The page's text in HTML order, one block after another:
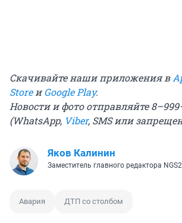
Скачивайте наши приложения в
StoreиGoogle Play.
Новости и фото отправляйте
(WhatsApp, Viber, SMSили
Яков Калинин
Заместитель главного редактора
Авария ДТП со столбом